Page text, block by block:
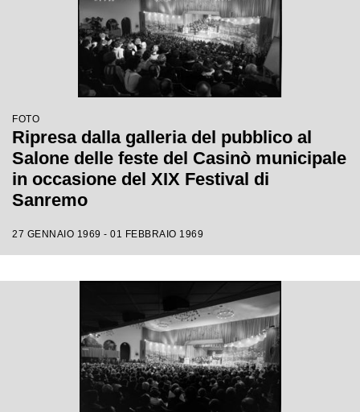
FOTO
Ripresa dalla galleria del pubblico al
Salone delle feste del Casinò municipale
in occasione del XIX Festival di
Sanremo
27 GENNAIO 1969 - 01 FEBBRAIO 1969